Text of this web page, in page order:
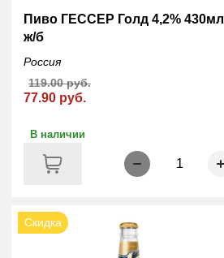
Пиво ГЕССЕР Голд 4,2% 430мл
ж/б
Россия
77.90 руб.
119.00 руб.
В наличии
1
Скидка